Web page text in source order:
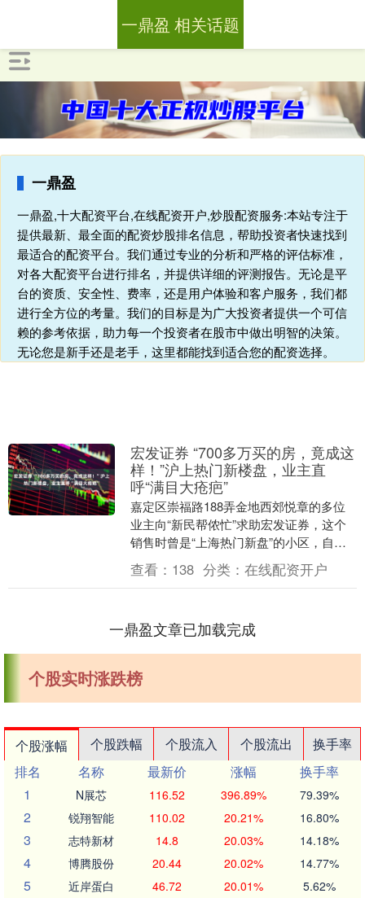
一鼎盈
一鼎盈,十大配资平台,在线配资开户,炒股配资服务:本站专注于
提供最新、最全面的配资炒股排名信息，帮助投资者快速找到
最适合的配资平台。我们通过专业的分析和严格的评估标准，
对各大配资平台进行排名，并提供详细的评测报告。无论是平
台的资质、安全性、费率，还是用户体验和客户服务，我们都
进行全方位的考量。我们的目标是为广大投资者提供一个可信
赖的参考依据，助力每一个投资者在股市中做出明智的决策。
无论您是新手还是老手，这里都能找到适合您的配资选择。
一鼎盈 相关话题
宏发证券 “700多万买的房，竟成这
样！”沪上热门新楼盘，业主直
呼“满目大疮疤”
嘉定区崇福路188弄金地西郊悦章的多位
业主向“新民帮侬忙”求助宏发证券，这个
销售时曾是“上海热门新盘”的小区，自去
年底预交房以来，多栋住宅楼外立面问题
频发，开发....
查看： 138 分类： 在线配资开户
一鼎盈文章已加载完成
个股实时涨跌榜
个股涨幅 个股跌幅 个股流入 个股流出
换手率
排名
名称 最新价 涨幅
换手率
1
N展芯 116.52 396.89% 79.39%
2 锐翔智能 110.02 20.21% 16.80%
3 志特新材 14.8 20.03% 14.18%
4 博腾股份 20.44 20.02% 14.77%
5 近岸蛋白 46.72 20.01% 5.62%